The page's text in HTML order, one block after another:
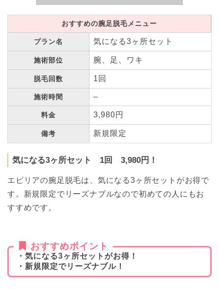
おすすめの腕足脱毛メニュー
プラン名 気になる3ヶ所セット
施術部位 腕、足、ワキ
脱毛回数 1回
施術時間 –
料金 3,980円
備考 新規限定
気になる3ヶ所セット 1回 3,980円！
エピリアの腕足脱毛は、気になる3ヶ所セットがお得で
す。新規限定でリーズナブルなので初めての人にもお
すすめです。
おすすめポイント
・気になる3ヶ所セットがお得！
・新規限定でリーズナブル！